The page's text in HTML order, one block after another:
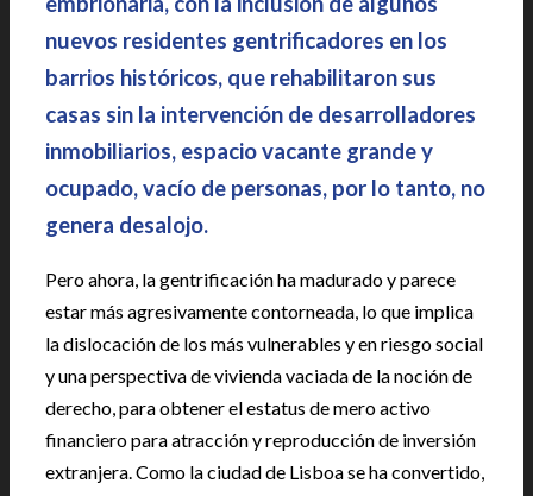
nuevos residentes gentrificadores en los
barrios históricos, que rehabilitaron sus
casas sin la intervención de desarrolladores
inmobiliarios, espacio vacante grande y
ocupado, vacío de personas, por lo tanto, no
genera desalojo.
Pero ahora, la gentrificación ha madurado y parece
estar más agresivamente contorneada, lo que implica
la dislocación de los más vulnerables y en riesgo social
y una perspectiva de vivienda vaciada de la noción de
derecho, para obtener el estatus de mero activo
financiero para atracción y reproducción de inversión
extranjera. Como la ciudad de Lisboa se ha convertido,